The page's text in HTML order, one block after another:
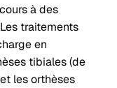
à des
traitements
en
tibiales (de
les orthèses